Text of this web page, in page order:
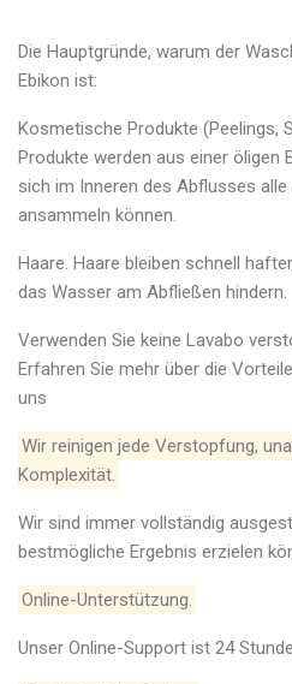
Die Hauptgründe, warum der
Ebikon ist:
Kosmetische Produkte (Peelings,
Produkte werden aus einer öligen
sich im Inneren des Abflusses
ansammeln können.
Haare. Haare bleiben schnell
das Wasser am Abfließen hindern.
Verwenden Sie keine Lavabo
Erfahren Sie mehr über die
uns
Wir reinigen jede Verstopfung,
Komplexität.
Wir sind immer vollständig
bestmögliche Ergebnis erzielen
Online-Unterstützung.
Unser Online-Support ist 24